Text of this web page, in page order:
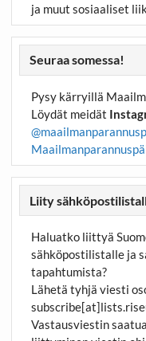
ja muut sosiaaliset
Seuraa somessa!
Pysy kärryillä
Löydät meidät
Liity
Haluatko liittyä
sähköpostilistalle ja
tapahtumista?
Lähetä tyhjä viesti
Vastausviestin